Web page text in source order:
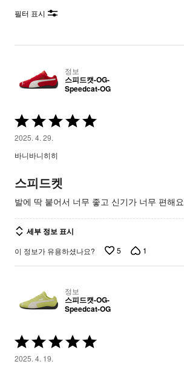
필터 표시
정보
스피드캣-OG-
Speedcat-OG
5
중
평
가
됨
2025. 4. 29.
바니바니히히
스피드켓
발에 딱 붙어서 너무 좋고 신기가 너무 편해요
세부 정보 표시
이 정보가 유용하셨나요? 5 1
정보
스피드캣-OG-
Speedcat-OG
5
중
2025. 4. 19.